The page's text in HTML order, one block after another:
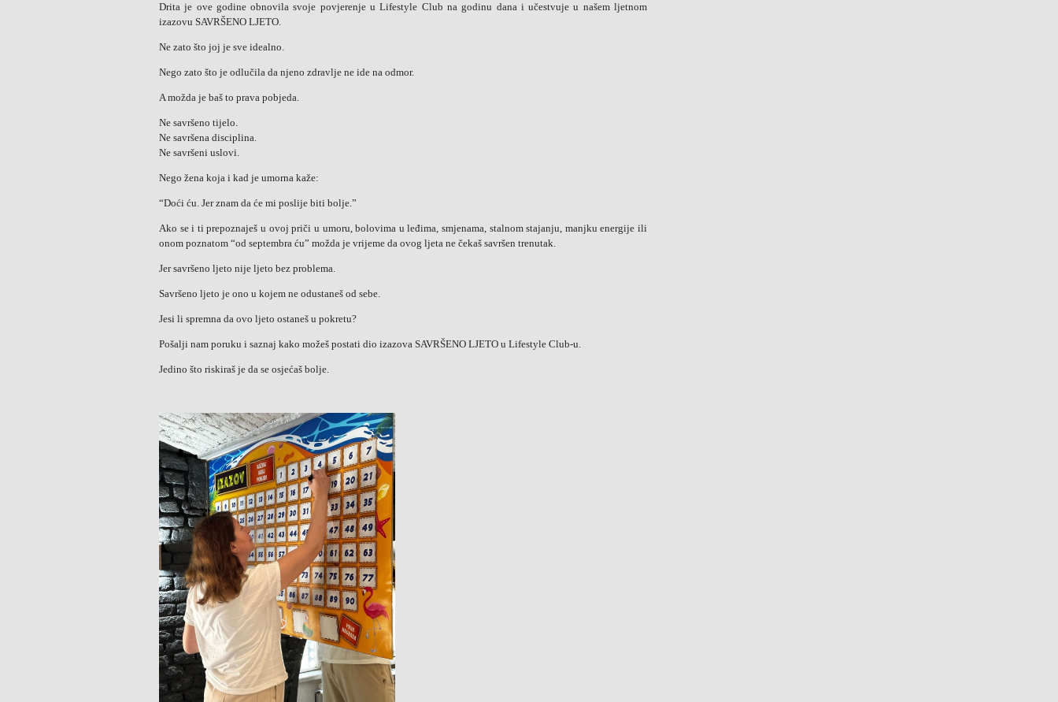
Drita je ove godine obnovila svoje povjerenje u Lifestyle Club na godinu dana i učestvuje u našem ljetnom
izazovu SAVRŠENO LJETO.
Ne zato što joj je sve idealno.
Nego zato što je odlučila da njeno zdravlje ne ide na odmor.
A možda je baš to prava pobjeda.
Ne savršeno tijelo.
Ne savršena disciplina.
Ne savršeni uslovi.
Nego žena koja i kad je umorna kaže:
“Doći ću. Jer znam da će mi poslije biti bolje.”
Ako se i ti prepoznaješ u ovoj priči u umoru, bolovima u leđima, smjenama, stalnom stajanju, manjku energije ili
onom poznatom “od septembra ću” možda je vrijeme da ovog ljeta ne čekaš savršen trenutak.
Jer savršeno ljeto nije ljeto bez problema.
Savršeno ljeto je ono u kojem ne odustaneš od sebe.
Jesi li spremna da ovo ljeto ostaneš u pokretu?
Pošalji nam poruku i saznaj kako možeš postati dio izazova SAVRŠENO LJETO u Lifestyle Club-u.
Jedino što riskiraš je da se osjećaš bolje.